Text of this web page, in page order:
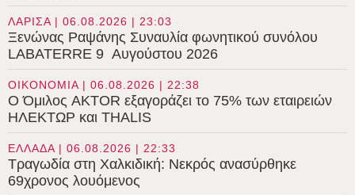
ΛΑΡΙΣΑ | 06.08.2026 | 23:03
Ξενώνας Ραψάνης Συναυλία φωνητικού συνόλου
LABATERRE 9 Αυγούστου 2026
ΟΙΚΟΝΟΜΙΑ | 06.08.2026 | 22:38
Ο Όμιλος AKTOR εξαγοράζει το 75% των εταιρειών
ΗΛΕΚΤΩΡ και THALIS
ΕΛΛΑΔΑ | 06.08.2026 | 22:33
Τραγωδία στη Χαλκιδική: Νεκρός ανασύρθηκε
69χρονος λουόμενος